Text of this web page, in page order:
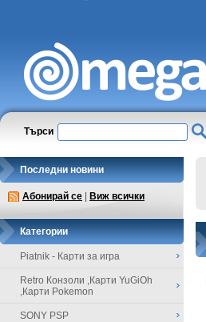
Търси
Последни новини
Абонирай се Виж всички
Категории
Piatnik - Карти за игра
Retro Конзоли ,Карти YuGiOh
,Карти Pokemon
SONY PSP